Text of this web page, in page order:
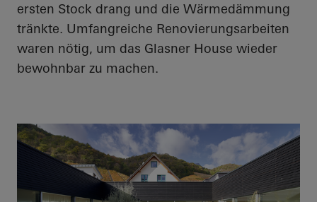
ersten Stock drang und die Wärmedämmung
tränkte. Umfangreiche Renovierungsarbeiten
waren nötig, um das Glasner House wieder
bewohnbar zu machen.